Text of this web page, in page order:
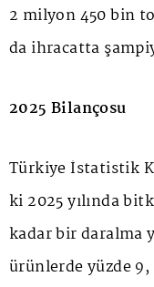
2 milyon 450 bin
da ihracatta
2025 Bilançosu
Türkiye İstatistik
ki 2025 yılında
kadar bir daralma
ürünlerde yüzde